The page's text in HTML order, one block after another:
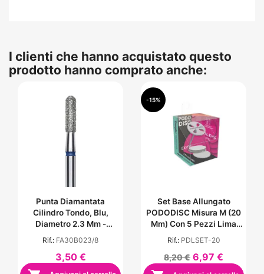
I clienti che hanno acquistato questo
prodotto hanno comprato anche:
Punta Diamantata
Cilindro Tondo, Blu,
Diametro 2.3 Mm -
Rif.: FA30B023/8
3,50 €
Set Base Allungato
PODODISC Misura M (20
Mm) Con 5 Pezzi Lima
Rif.: PDLSET-20
8,20 € 6,97 €
-15%